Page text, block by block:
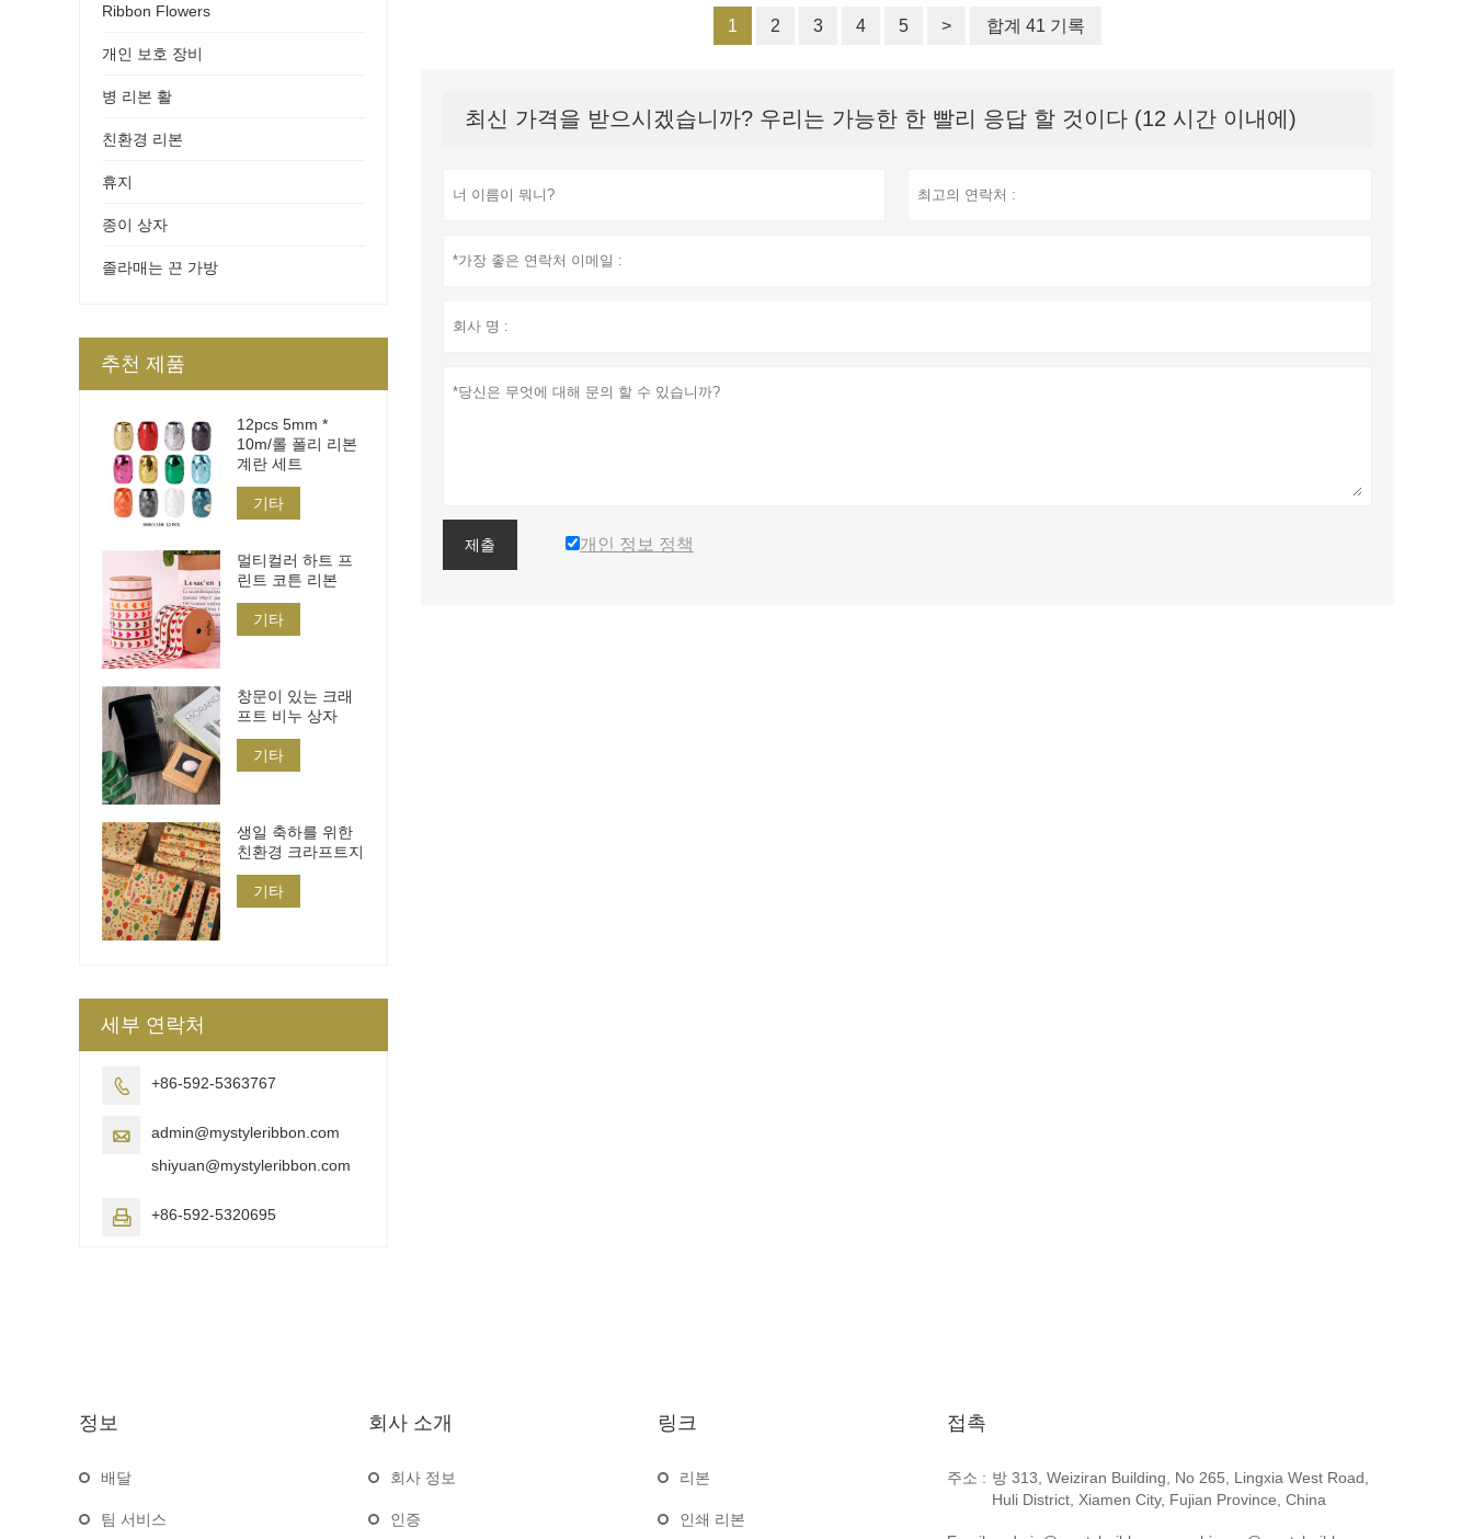
1 2 3 4 5 > 합계 41 기록
최신 가격을 받으시겠습니까? 우리는 가능한 한 빨리 응답 할 것이다 (12 시간 이내에)
제출 개인 정보 정책
Ribbon Flowers
개인 보호 장비
병 리본 활
친환경 리본
휴지
종이 상자
졸라매는 끈 가방
추천 제품
12pcs 5mm *
10m/롤 폴리 리본
계란 세트
기타
멀티컬러 하트 프
린트 코튼 리본
기타
창문이 있는 크래
프트 비누 상자
기타
생일 축하를 위한
친환경 크라프트지
기타
세부 연락처
 +86-592-5363767

admin@mystyleribbon.com
shiyuan@mystyleribbon.com
 +86-592-5320695
정보
배달
팀 서비스
회사 소개
회사 정보
인증
링크
리본
인쇄 리본
접촉
주소 : 방 313, Weiziran Building, No 265, Lingxia West Road,
Huli District, Xiamen City, Fujian Province, China